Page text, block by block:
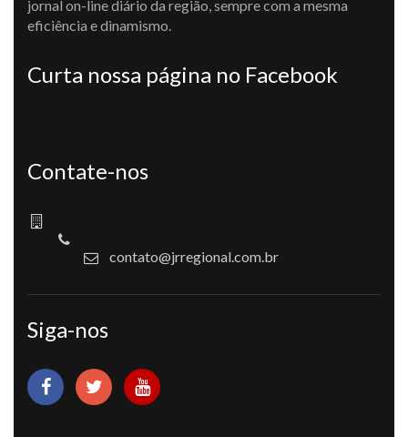
jornal on-line diário da região, sempre com a mesma
eficiência e dinamismo.
Curta nossa página no Facebook
Contate-nos
contato@jrregional.com.br
Siga-nos